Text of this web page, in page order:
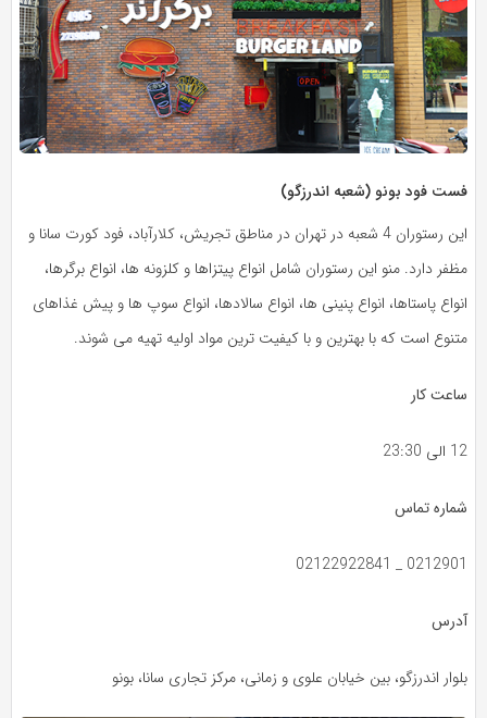
فست فود بونو (شعبه اندرزگو)
این رستوران 4 شعبه در تهران در مناطق تجریش، کلارآباد، فود کورت سانا و
مظفر دارد. منو این رستوران شامل انواع پیتزاها و کلزونه‌ ها، انواع برگرها،
انواع پاستاها، انواع پنینی‌ ها، انواع سالادها، انواع سوپ‌ ها و پیش غذاهای
متنوع است که با بهترین و با کیفیت‌ ترین مواد اولیه تهیه می‌ شوند.
ساعت کار
12 الی 23:30
شماره تماس
0212901 _ 02122922841
آدرس
بلوار اندرزگو، بین خیابان علوی و زمانی، مرکز تجاری سانا، بونو